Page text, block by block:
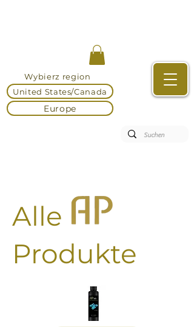
Wybierz region
United States/Canada
Europe
Alle
Produkte